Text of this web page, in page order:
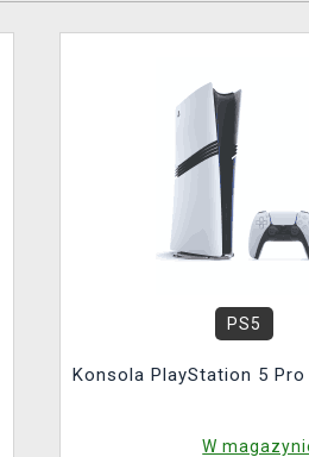
PS5
Konsola PlayStation 5 Pro
W